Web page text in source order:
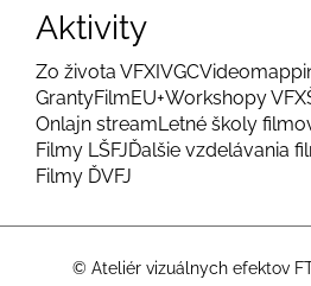
Aktivity
Zo života VFXIVGC
GrantyFilmEU+Workshopy VFX
Onlajn streamLetné školy
Filmy LŠFJĎalšie vzdelávania
Filmy ĎVFJ
© Ateliér vizuálnych efektov